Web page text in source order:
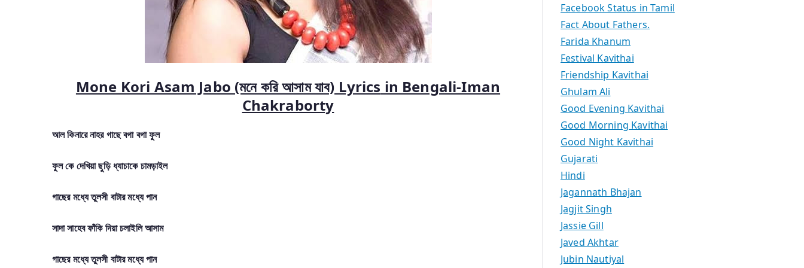
Mone Kori Asam Jabo (মনে করি আসাম যাব) Lyrics in Bengali-Iman
Chakraborty
আল কিনারে নাহর গাছে বগা বগা ফুল
ফুল কে দেখিয়া ছুড়ি ধ্যাচাকে চামড়াইল
গাছের মধ্যে তুলসী বাটার মধ্যে পান
সাদা সাহেব ফাঁকি দিয়া চলাইলি আসাম
গাছের মধ্যে তুলসী বাটার মধ্যে পান
Facebook Status in Tamil
Fact About Fathers.
Farida Khanum
Festival Kavithai
Friendship Kavithai
Ghulam Ali
Good Evening Kavithai
Good Morning Kavithai
Good Night Kavithai
Gujarati
Hindi
Jagannath Bhajan
Jagjit Singh
Jassie Gill
Javed Akhtar
Jubin Nautiyal